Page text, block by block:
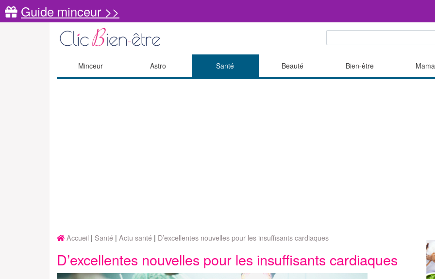
Guide minceur >>
Minceur Astro Santé Beauté Bien-être
Accueil Santé Actu santé D’excellentes nouvelles pour les insuffisants cardiaques
D’excellentes nouvelles pour les insuffisants cardiaques